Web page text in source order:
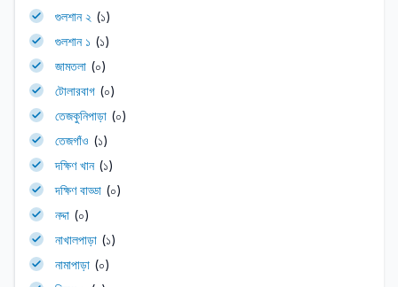
গুলশান ২ (১)
গুলশান ১ (১)
জামতলা (০)
টোলারবাগ (০)
তেজকুনিপাড়া (০)
তেজগাঁও (১)
দক্ষিণ খান (১)
দক্ষিণ বাড্ডা (০)
নদ্দা (০)
নাখালপাড়া (১)
নামাপাড়া (০)